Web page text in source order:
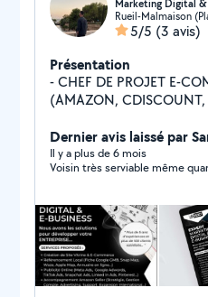
Marketing Digital &
Rueil-Malmaison
5/5 (3 avis)
Présentation
- CHEF DE PROJET E-
(AMAZON, CDISCOUNT,
AMAZON ADS,
FACEBOOK META ADS,
SNAPCHAT ADS - CRÉATION DE SITE - CRÉATION DE
RÉALISATION DE VIDÉO
CRÉATION DE FICHE
FORMATEUR (AMAZON
AMAZON ADS /
SHOPIFY / SOCIAL ADS :
Dernier avis laissé par
Il y a plus de 6 mois
Voisin très serviable même